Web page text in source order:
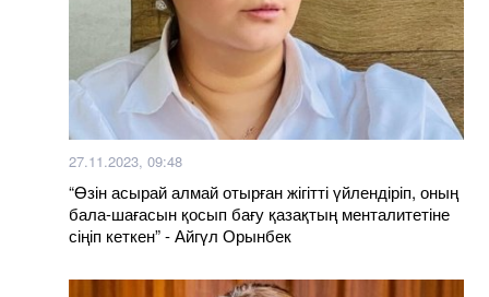
27.11.2023, 09:48
“Өзін асырай алмай отырған жігітті үйлендіріп, оның
бала-шағасын қосып бағу қазақтың менталитетіне
сіңіп кеткен” - Айгүл Орынбек